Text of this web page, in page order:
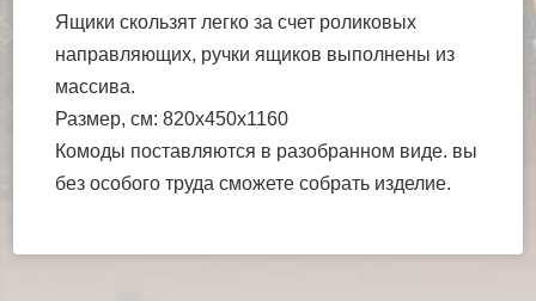
Ящики скользят легко за счет роликовых
направляющих, ручки ящиков выполнены из
массива.
Размер, см: 820х450х1160
Комоды поставляются в разобранном виде. вы
без особого труда сможете собрать изделие.